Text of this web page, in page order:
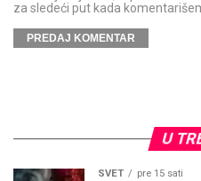
za sledeći put kada
U
SVET pre 15 sati